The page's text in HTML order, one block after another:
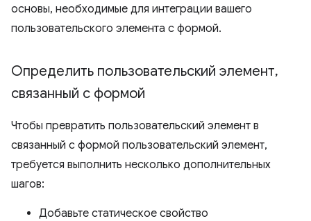
основы, необходимые для интеграции вашего
пользовательского элемента с формой.
Определить пользовательский элемент,
связанный с формой
Чтобы превратить пользовательский элемент в
связанный с формой пользовательский элемент,
требуется выполнить несколько дополнительных
шагов:
Добавьте статическое свойство